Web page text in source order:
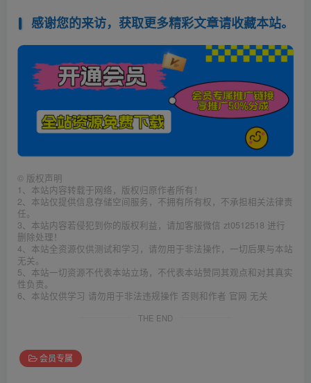
感谢您的来访，获取更多精彩文章请收藏本站。
© 版权声明
1、本站内容转载于网络，版权归原作者所有！
2、本站仅提供信息存储空间服务，不拥有所有权，不承担相关法律责
任。
3、本站内容若侵犯到你的版权利益，请加客服微信 zt0512518 进行
删除处理！
4、本站全资源仅供测试和学习，请勿用于非法操作，一切后果与本站
无关。
5、本站一切资源不代表本站立场，不代表本站赞同其观点和对其真实
性负责。
6、本站仅供学习 请勿用于非法违规操作 否则和作者 官网 无关
THE END
会员专属